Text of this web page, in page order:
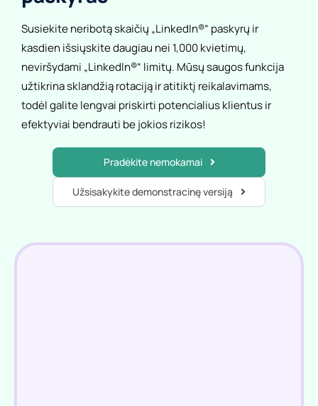
Susiekite neribotą skaičių „LinkedIn®“ paskyrų ir
kasdien išsiųskite daugiau nei 1,000 kvietimų,
neviršydami „LinkedIn®“ limitų. Mūsų saugos funkcija
užtikrina sklandžią rotaciją ir atitiktį reikalavimams,
todėl galite lengvai priskirti potencialius klientus ir
efektyviai bendrauti be jokios rizikos!
Pradėkite nemokamai
Užsisakykite demonstracinę versiją